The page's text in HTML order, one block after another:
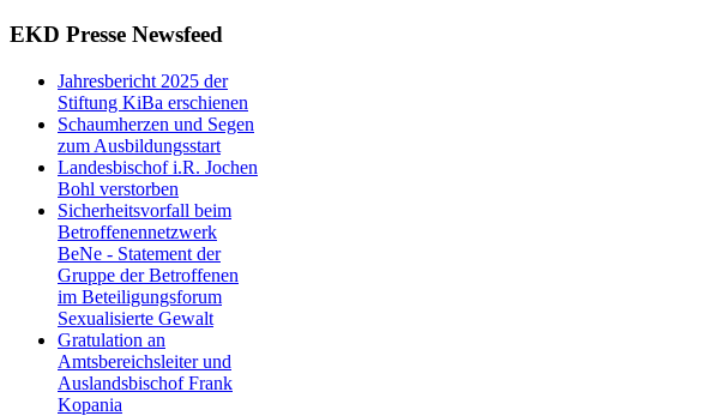
EKD Presse Newsfeed
Jahresbericht 2025 der
Stiftung KiBa erschienen
Schaumherzen und Segen
zum Ausbildungsstart
Landesbischof i.R. Jochen
Bohl verstorben
Sicherheitsvorfall beim
Betroffenennetzwerk
BeNe - Statement der
Gruppe der Betroffenen
im Beteiligungsforum
Sexualisierte Gewalt
Gratulation an
Amtsbereichsleiter und
Auslandsbischof Frank
Kopania